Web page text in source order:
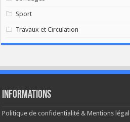
Sport
Travaux et Circulation
Informations
Politique de confidentialité & Mentions